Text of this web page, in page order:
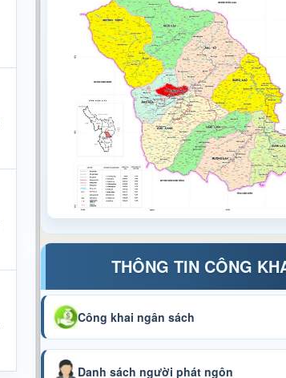
THÔNG TIN CÔNG
Công khai ngân sách
Danh sách người phát ngôn